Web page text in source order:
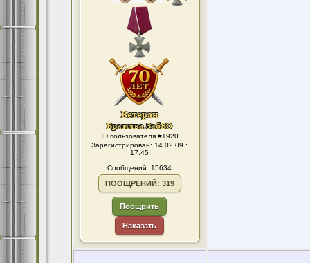
ID пользователя #1920
Зарегистрирован: 14.02.09 :
17:45
Сообщений: 15634
ПООЩРЕНИЙ: 319
Поощрить
Наказать